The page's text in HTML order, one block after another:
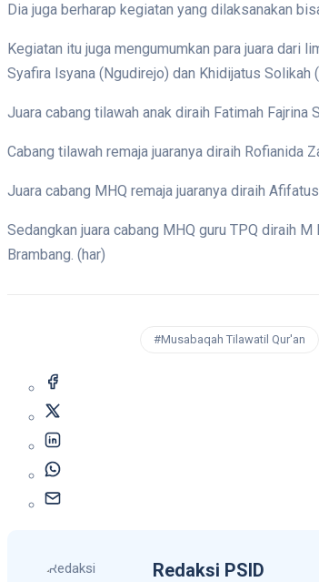
Dia juga berharap kegiatan yang dilaksanakan
Kegiatan itu juga mengumumkan para juara dari
Syafira lsyana (Ngudirejo) dan Khidijatus Solikah
Juara cabang tilawah anak diraih Fatimah
Cabang tilawah remaja juaranya diraih Rofianida
Juara cabang MHQ remaja juaranya diraih
Sedangkan juara cabang MHQ guru TPQ diraih
Brambang. (har)
#Musabaqah Tilawatil Qur'an
Redaksi PSID